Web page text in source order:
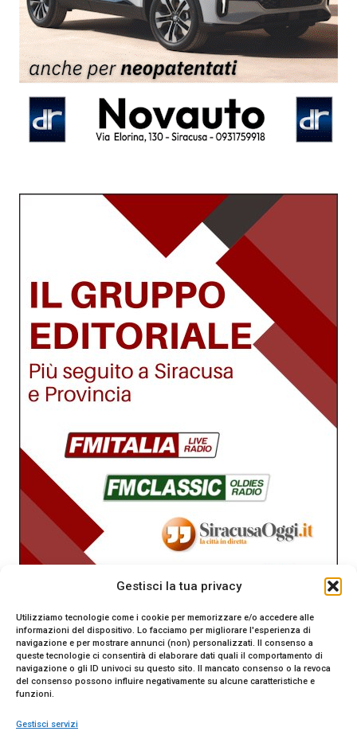
Gestisci la tua privacy
Utilizziamo tecnologie come i cookie per memorizzare e/o accedere alle
informazioni del dispositivo. Lo facciamo per migliorare l'esperienza di
navigazione e per mostrare annunci (non) personalizzati. Il consenso a
queste tecnologie ci consentirà di elaborare dati quali il comportamento di
navigazione o gli ID univoci su questo sito. Il mancato consenso o la revoca
del consenso possono influire negativamente su alcune caratteristiche e
funzioni.
Gestisci servizi